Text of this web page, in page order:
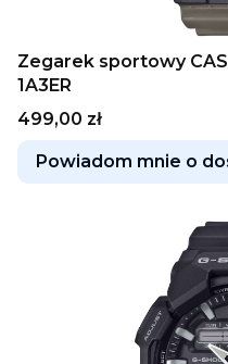
Zegarek sportowy
1A3ER
Cena
499,00 zł
Powiadom mnie o